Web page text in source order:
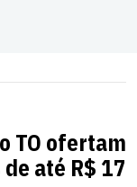
TO ofertam
até R$ 17